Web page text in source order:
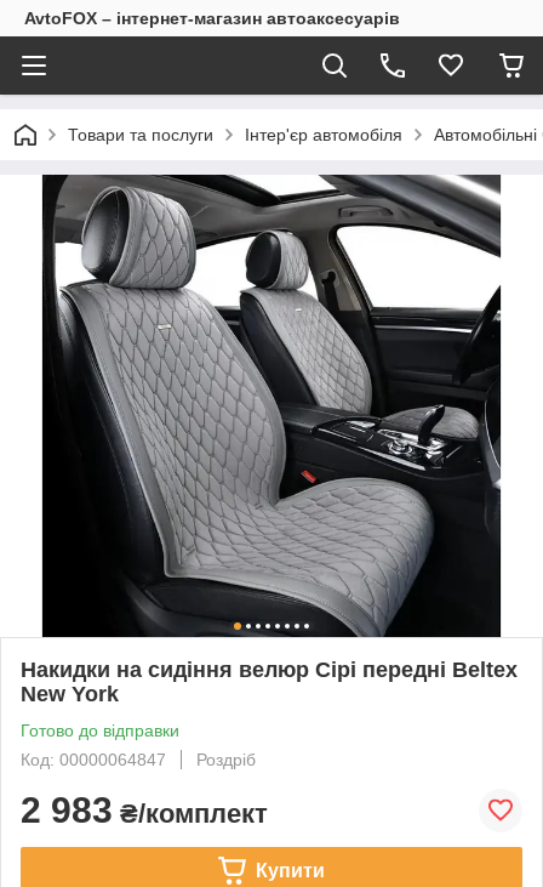
AvtoFOX – інтернет-магазин автоаксесуарів
Товари та послуги Інтер'єр автомобіля
Накидки на сидіння велюр Сірі передні Beltex
New York
Готово до відправки
Код: 00000064847
Роздріб
2 983 ₴/комплект
Купити